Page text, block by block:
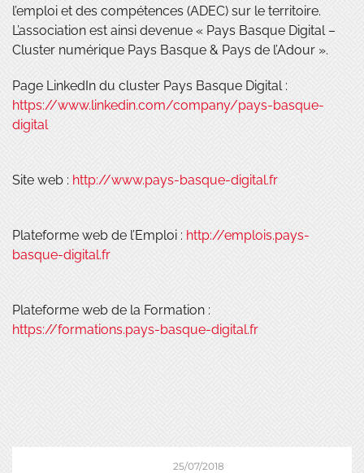
l’emploi et des compétences (ADEC) sur le territoire.
L’association est ainsi devenue « Pays Basque Digital –
Cluster numérique Pays Basque & Pays de l’Adour ».
Page LinkedIn du cluster Pays Basque Digital :
https://www.linkedin.com/company/pays-basque-
digital
Site web : http://www.pays-basque-digital.fr
Plateforme web de l’Emploi : http://emplois.pays-
basque-digital.fr
Plateforme web de la Formation :
https://formations.pays-basque-digital.fr
25/07/2018